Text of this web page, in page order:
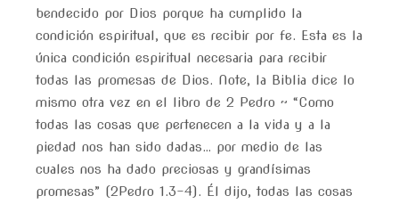
bendecido por Dios porque ha cumplido la
condición espiritual, que es recibir por fe. Esta es la
única condición espiritual necesaria para recibir
todas las promesas de Dios. Note, la Biblia dice lo
mismo otra vez en el libro de 2 Pedro ~ “Como
todas las cosas que pertenecen a la vida y a la
piedad nos han sido dadas… por medio de las
cuales nos ha dado preciosas y grandísimas
promesas” (2Pedro 1.3-4). Él dijo, todas las cosas